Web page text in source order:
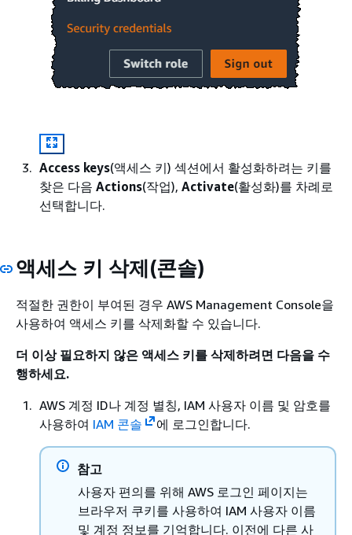
Access keys(액세스 키) 섹션에서 활성화하려는 키를
찾은 다음 Actions(작업), Activate(활성화)를 차례로
선택합니다.
액세스 키 삭제(콘솔)
적절한 권한이 부여된 경우 AWS Management Console을
사용하여 액세스 키를 삭제화할 수 있습니다.
더 이상 필요하지 않은 액세스 키를 삭제하려면 다음을 수
행하세요.
AWS 계정 ID나 계정 별칭, IAM 사용자 이름 및 암호를
사용하여 IAM 콘솔 에 로그인합니다.
참고
사용자 편의를 위해 AWS 로그인 페이지는
브라우저 쿠키를 사용하여 IAM 사용자 이름
및 계정 정보를 기억합니다. 이전에 다른 사